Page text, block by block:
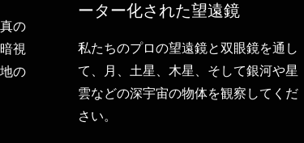
の
視
の
ーター化された望遠鏡
私たちのプロの望遠鏡と双眼鏡を通し
て、月、土星、木星、そして銀河や星
雲などの深宇宙の物体を観察してくだ
さい。